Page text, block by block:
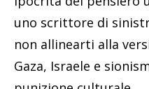
uno scrittore di
non allinearti alla
Gaza, Israele e